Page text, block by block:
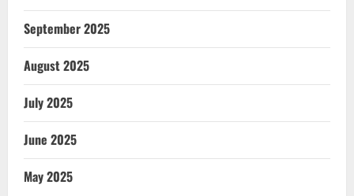
September 2025
August 2025
July 2025
June 2025
May 2025